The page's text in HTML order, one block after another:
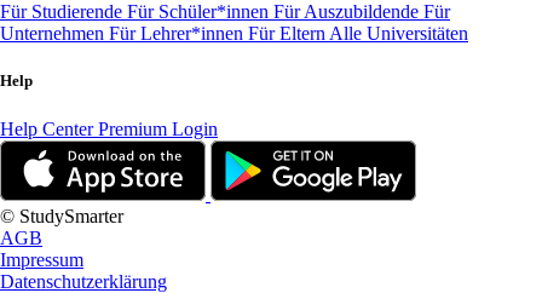
Für Studierende Für Schüler*innen Für Auszubildende Für
Unternehmen Für Lehrer*innen Für Eltern Alle Universitäten
Help
Help CenterPremium Login
© StudySmarter
AGB
Impressum
Datenschutzerklärung